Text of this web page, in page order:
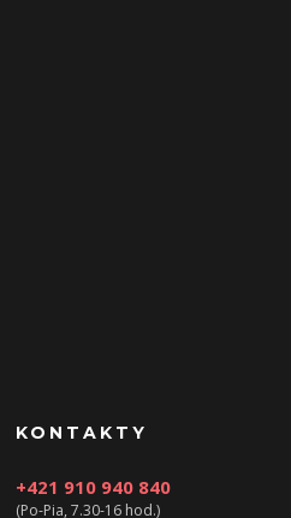
KONTAKTY
+421 910 940 840
(Po-Pia, 7.30-16 hod.)